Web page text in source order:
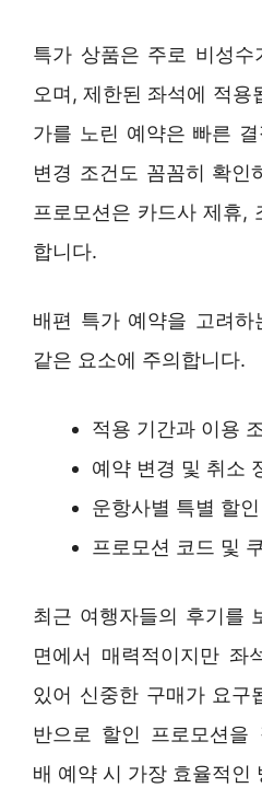
특가 상품은 주로 비성
오며, 제한된 좌석에 적용
가를 노린 예약은 빠른
변경 조건도 꼼꼼히 확인
프로모션은 카드사 제휴,
합니다.
배편 특가 예약을 고려
같은 요소에 주의합니다.
적용 기간과 이용
예약 변경 및 취소
운항사별 특별 할
프로모션 코드 및
최근 여행자들의 후기를
면에서 매력적이지만 좌
있어 신중한 구매가 요구
반으로 할인 프로모션을
배 예약 시 가장 효율적인